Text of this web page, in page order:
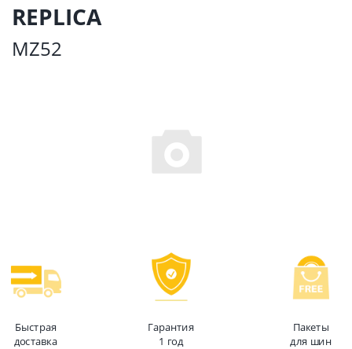
REPLICA
MZ52
Быстрая
доставка
Гарантия
1 год
Пакеты
для шин